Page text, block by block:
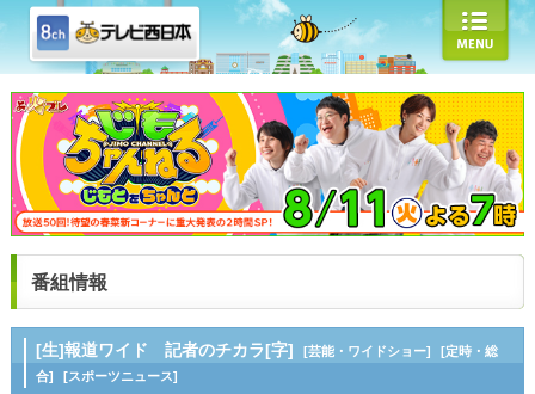
番組情報
[生]報道ワイド 記者のチカラ[字] [芸能・ワイドショー]
[定時・総
合]
[スポーツニュース]